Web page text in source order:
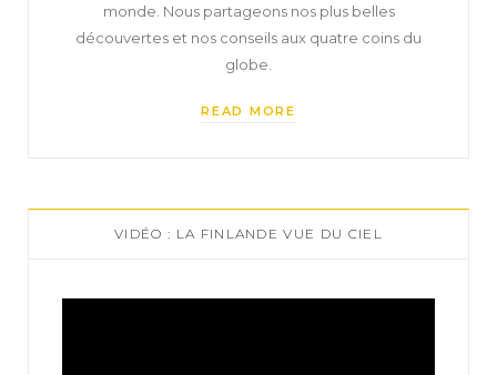
monde. Nous partageons nos plus belles
découvertes et nos conseils aux quatre coins du
globe.
READ MORE
VIDÉO : LA FINLANDE VUE DU CIEL